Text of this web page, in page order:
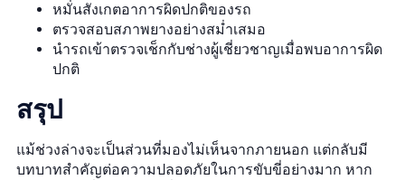
หมั่นสังเกตอาการผิดปกติของรถ
ตรวจสอบสภาพยางอย่างสม่ำเสมอ
นำรถเข้าตรวจเช็กกับช่างผู้เชี่ยวชาญเมื่อพบอาการผิด
ปกติ
สรุป
แม้ช่วงล่างจะเป็นส่วนที่มองไม่เห็นจากภายนอก แต่กลับมี
บทบาทสำคัญต่อความปลอดภัยในการขับขี่อย่างมาก หาก